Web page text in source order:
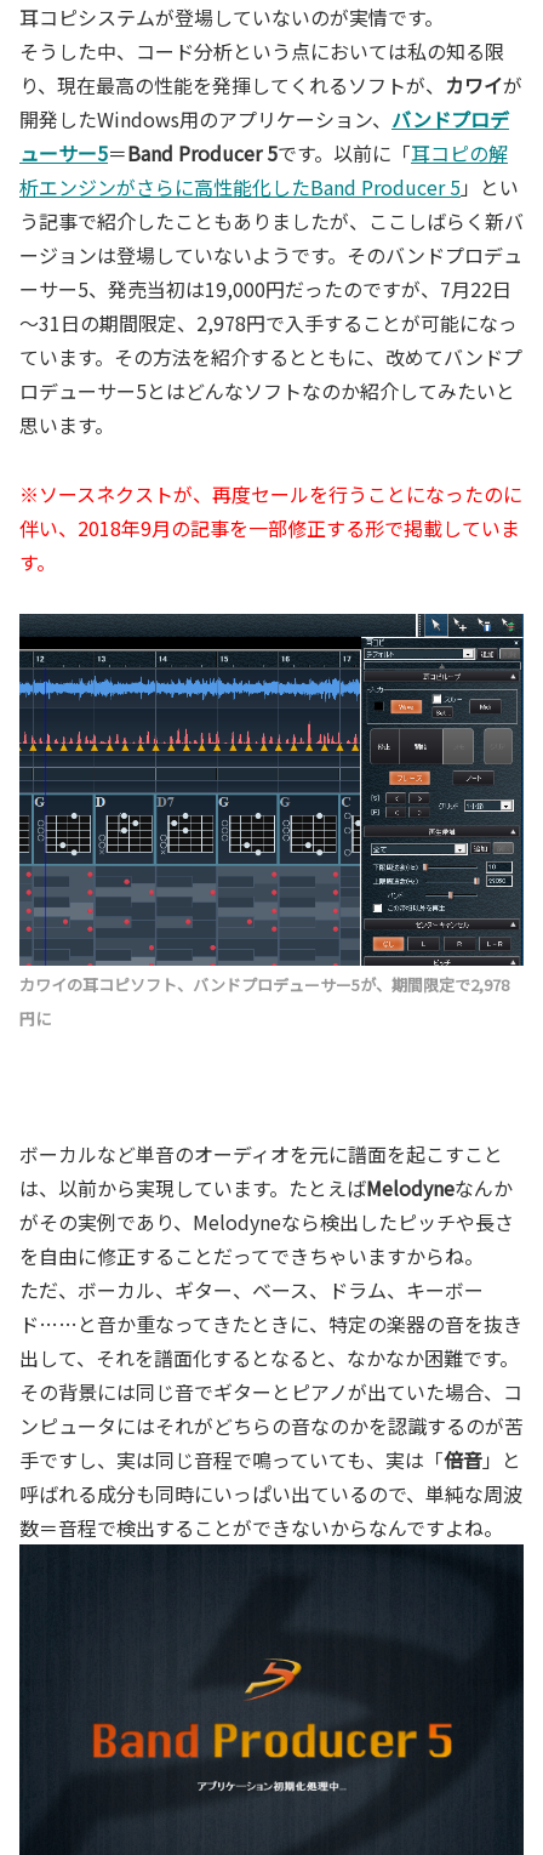
耳コピシステムが登場していないのが実情です。
そうした中、コード分析という点においては私の知る限
り、現在最高の性能を発揮してくれるソフトが、 カワイが
開発したWindows用のアプリケーション、 バンドプロデ
ューサー5＝Band Producer 5です。以前に「耳コピの解
析エンジンがさらに高性能化したBand Producer 5」とい
う記事で紹介したこともありましたが、ここしばらく新バ
ージョンは登場していないようです。そのバンドプロデュ
ーサー5、発売当初は19,000円だったのですが、7月22日
～31日の期間限定、2,978円で入手することが可能になっ
ています。その方法を紹介するとともに、改めてバンドプ
ロデューサー5とはどんなソフトなのか紹介してみたいと
思います。
※ソースネクストが、再度セールを行うことになったのに
伴い、2018年9月の記事を一部修正する形で掲載していま
す。
カワイの耳コピソフト、バンドプロデューサー5が、期間限定で2,978
円に
ボーカルなど単音のオーディオを元に譜面を起こすこと
は、以前から実現しています。たとえばMelodyneなんか
がその実例であり、Melodyneなら検出したピッチや長さ
を自由に修正することだってできちゃいますからね。
ただ、ボーカル、ギター、ベース、ドラム、キーボー
ド……と音か重なってきたときに、特定の楽器の音を抜き
出して、それを譜面化するとなると、なかなか困難です。
その背景には同じ音でギターとピアノが出ていた場合、コ
ンピュータにはそれがどちらの音なのかを認識するのが苦
手ですし、実は同じ音程で鳴っていても、実は「倍音」と
呼ばれる成分も同時にいっぱい出ているので、単純な周波
数＝音程で検出することができないからなんですよね。